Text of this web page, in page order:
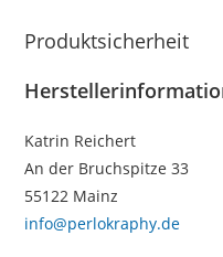
Produktsicherheit
Katrin Reichert
An der Bruchspitze 33
55122 Mainz
info@perlokraphy.de